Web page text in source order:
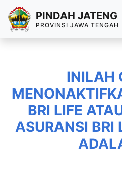
PINDAH JATENG
PROVINSI JAWA TENGAH
INILAH
BRI LIFE
ASURANSI BRI